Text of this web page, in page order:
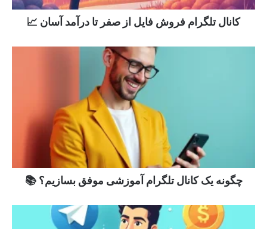
کانال تلگرام فروش فایل از صفر تا درآمد آسان 📈
چگونه یک کانال تلگرام آموزشی موفق بسازیم؟ 📚